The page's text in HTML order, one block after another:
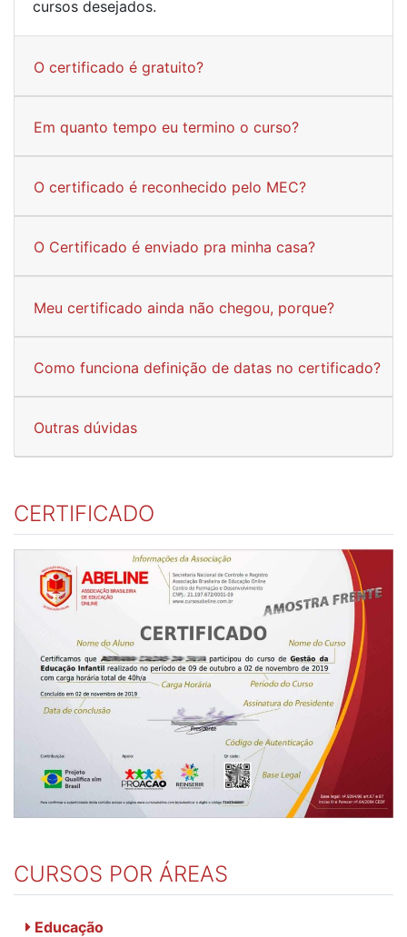
cursos desejados.
O certificado é gratuito?
Em quanto tempo eu termino o curso?
O certificado é reconhecido pelo MEC?
O Certificado é enviado pra minha casa?
Meu certificado ainda não chegou, porque?
Como funciona definição de datas no certificado?
Outras dúvidas
CERTIFICADO
CURSOS POR ÁREAS
Educação